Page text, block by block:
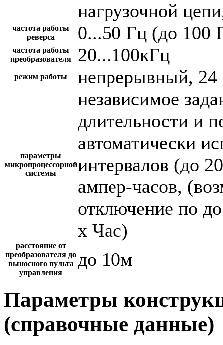
нагрузочной
частота работы
реверса
0...50 Гц (до 100
частота работы
преобразователя
20...100кГц
режим работы непрерывный, 24
параметры
микропроцессорной
системы
независимое
длительности и
автоматически
интервалов (до
ампер-часов,
отключение по
х Час)
расстояние от
преобразователя до
выносного пульта
управления
до 10м
Параметры
(справочные данные)